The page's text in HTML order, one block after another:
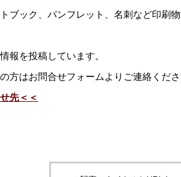
ブック、パンフレット、名刺など印刷
報を投稿しています。
方はお問合せフォームよりご連絡くだ
先＜＜